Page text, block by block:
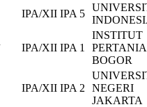
IPA/XII IPA 5
IPA/XII IPA 1
INSTITUT
BOGOR
IPA/XII IPA 2
NEGERI
JAKARTA